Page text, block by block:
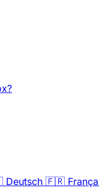
Deutsch 🇫🇷